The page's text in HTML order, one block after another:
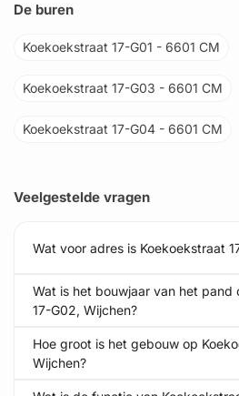
De buren
Koekoekstraat 17-G01 - 6601 CM
Koekoekstraat 17-G03 - 6601 CM
Koekoekstraat 17-G04 - 6601 CM
Veelgestelde vragen
Wat voor adres is Koekoekstraat
Wat is het bouwjaar van het pand
17-G02, Wijchen?
Hoe groot is het gebouw op
Wijchen?